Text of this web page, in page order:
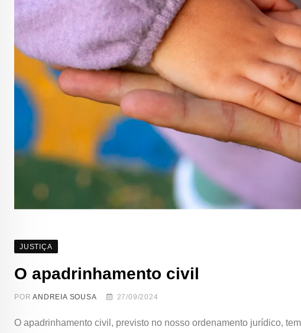
JUSTIÇA
O apadrinhamento civil
PORANDREIA SOUSA 27/09/2024
O apadrinhamento civil, previsto no nosso ordenamento jurídico,